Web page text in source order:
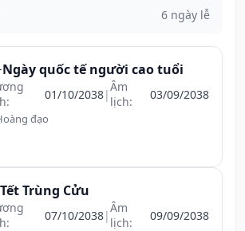
6 ngày lễ
Ngày quốc tế người cao tuổi
01/10/2038|Âm
lịch:
03/09/2038
đạo
Tết Trùng Cửu
07/10/2038|Âm
lịch:
09/09/2038